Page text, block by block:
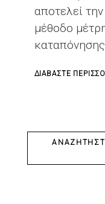
αποτελεί
μέθοδο
ΔΙΑΒΆΣΤΕ